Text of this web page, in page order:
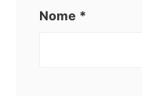
Nome *